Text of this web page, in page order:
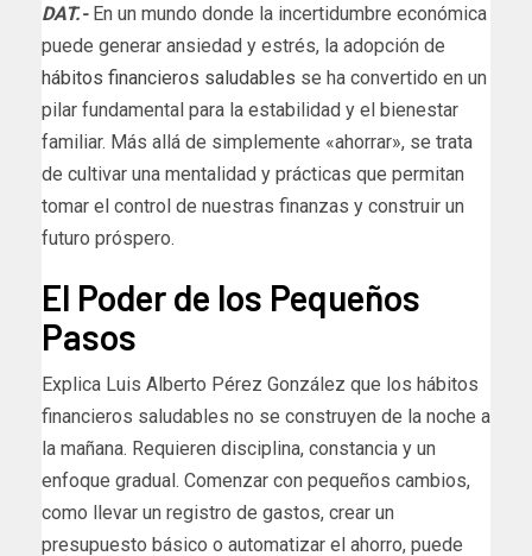
DAT.- En un mundo donde la incertidumbre económica
puede generar ansiedad y estrés, la adopción de
hábitos financieros saludables se ha convertido en un
pilar fundamental para la estabilidad y el bienestar
familiar. Más allá de simplemente «ahorrar», se trata
de cultivar una mentalidad y prácticas que permitan
tomar el control de nuestras finanzas y construir un
futuro próspero.
El Poder de los Pequeños
Pasos
Explica Luis Alberto Pérez González que los hábitos
financieros saludables no se construyen de la noche a
la mañana. Requieren disciplina, constancia y un
enfoque gradual. Comenzar con pequeños cambios,
como llevar un registro de gastos, crear un
presupuesto básico o automatizar el ahorro, puede